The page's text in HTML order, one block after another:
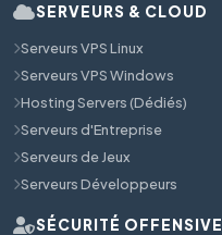
SERVEURS & CLOUD
Serveurs VPS Linux
Serveurs VPS Windows
Hosting Servers (Dédiés)
Serveurs d'Entreprise
Serveurs de Jeux
Serveurs Développeurs
SÉCURITÉ OFFENSIVE